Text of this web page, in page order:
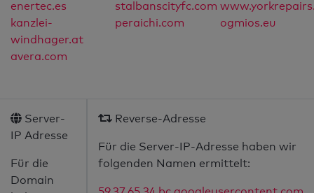
enertec.es stalbanscityfc.com
kanzlei-
windhager.at
peraichi.com ogmios.eu
avera.com
Server-
IP Adresse
Für die
Domain
Reverse-Adresse
Für die Server-IP-Adresse haben wir
folgenden Namen ermittelt: